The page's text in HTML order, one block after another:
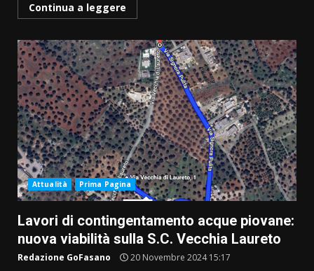
Continua a leggere
Attualità Prima Pagina
Lavori di contingentamento acque piovane:
nuova viabilità sulla S.C. Vecchia Laureto
Redazione GoFasano 20 Novembre 2024 15:17